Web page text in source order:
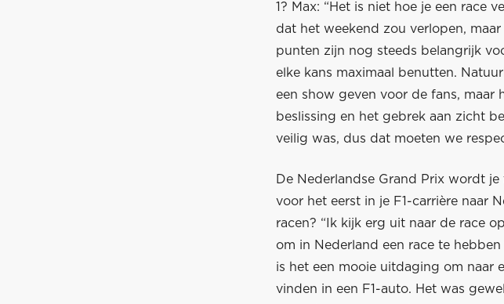
1? Max: “Het is niet hoe je een race
dat het weekend zou verlopen,
punten zijn nog steeds belangrijk
elke kans maximaal benutten.
een show geven voor de fans, maar
beslissing en het gebrek aan zicht
veilig was, dus dat moeten we
De Nederlandse Grand Prix wordt
voor het eerst in je F1-carrière naar
racen? “Ik kijk erg uit naar de race
om in Nederland een race te
is het een mooie uitdaging om naar
vinden in een F1-auto. Het was